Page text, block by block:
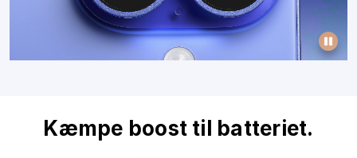
Kæmpe boost til batteriet.